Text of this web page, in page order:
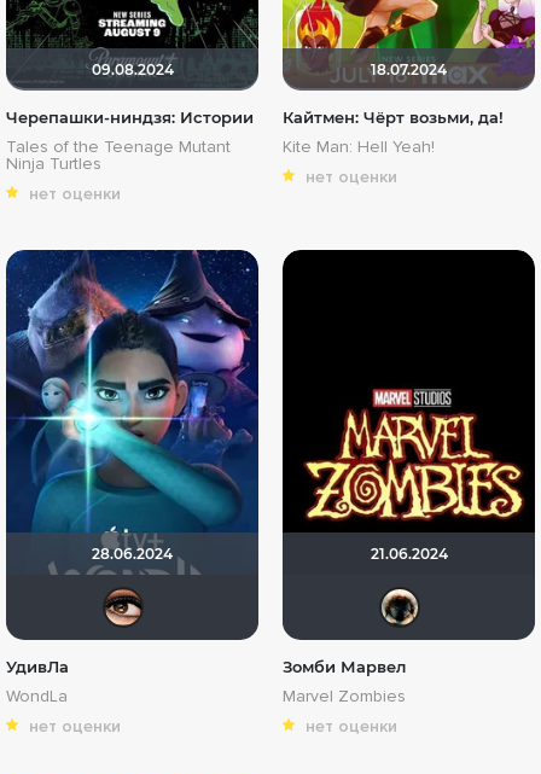
09.08.2024
Черепашки-ниндзя: Истории
Tales of the Teenage Mutant
Ninja Turtles
нет оценки
18.07.2024
Кайтмен: Чёрт возьми, да!
Kite Man: Hell Yeah!
нет оценки
28.06.2024
УдивЛа
WondLa
нет оценки
21.06.2024
Зомби Марвел
Marvel Zombies
нет оценки